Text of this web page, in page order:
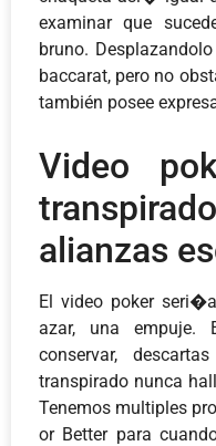
examinar que
bruno.
baccarat, pero no
también posee
Video
alianzas
El video poker
azar, una empuje.
conservar,
transpirado nunca
Tenemos multiples
or Better para